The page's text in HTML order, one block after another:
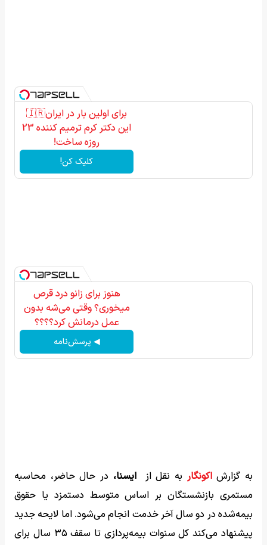
برای اولین بار در ایران🇮🇷
این دکتر کرم ترمیم کننده 23
روزه ساخت!
کلیک کن!
هنوز برای زانو درد قرص
میخوری؟ وقتی می‌شه بدون
عمل درمانش کرد؟؟؟؟
◀ پرسش‌نامه
به گزارشاکونگار به نقل از ایسنا، در حال حاضر، محاسبه
مستمری بازنشستگان بر اساس متوسط دستمزد یا حقوق
بیمه‌شده در دو سال آخر خدمت انجام می‌شود. اما لایحه جدید
پیشنهاد می‌کند کل سنوات بیمه‌پردازی تا سقف ۳۵ سال برای